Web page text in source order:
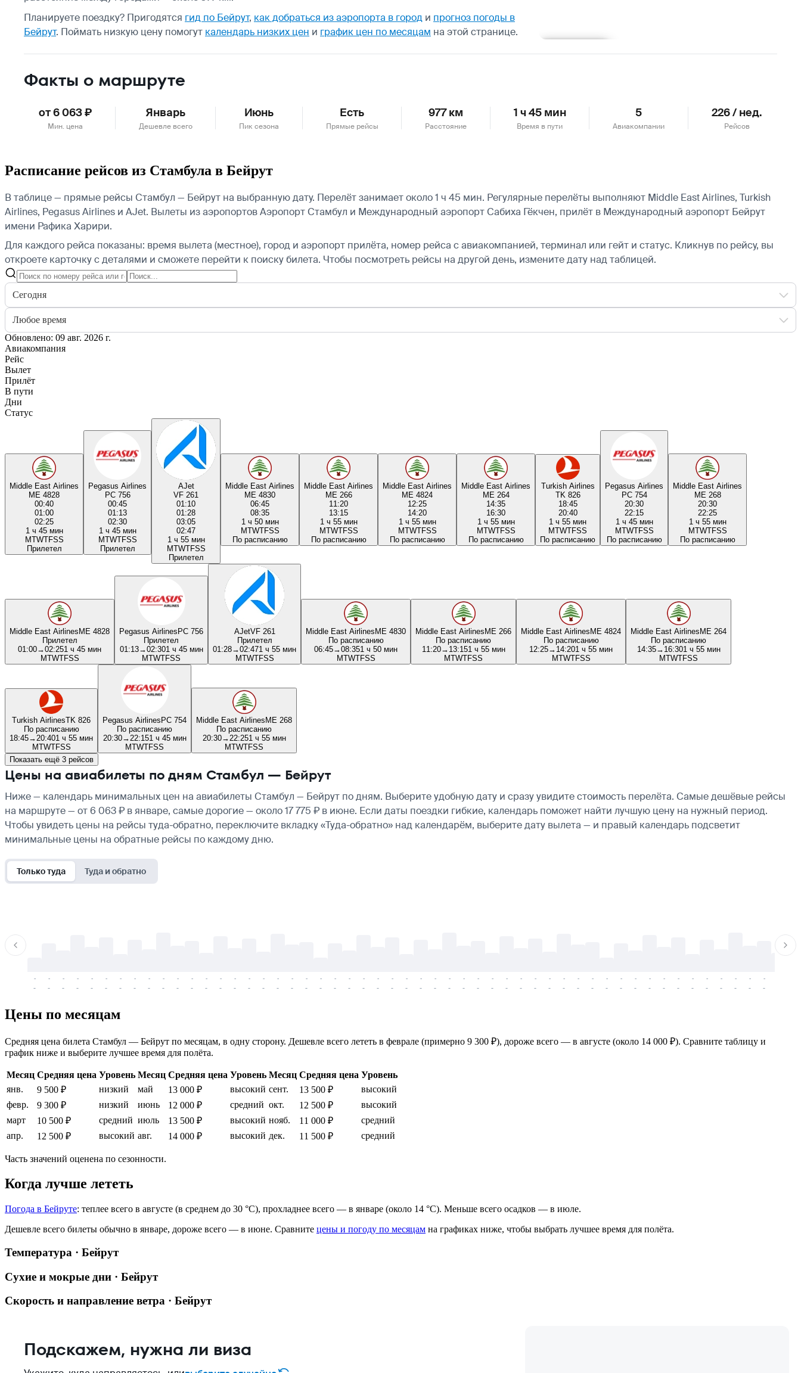
Планируете поездку? Пригодятся гид по Бейрут, как добраться из аэропорта в город и прогноз погоды в
Бейрут. Поймать низкую цену помогут календарь низких цен и график цен по месяцам на этой странице.
Факты о маршруте
от 6 063 ₽
Мин. цена
Январь
Дешевле всего
Июнь
Пик сезона
Есть
Прямые рейсы
977 км
Расстояние
1 ч 45 мин
Время в пути
5
Авиакомпании
226 / нед.
Рейсов
Расписание рейсов из Стамбула в Бейрут
В таблице — прямые рейсы Стамбул — Бейрут на выбранную дату. Перелёт занимает около 1 ч 45 мин. Регулярные перелёты выполняют Middle East Airlines, Turkish
Airlines, Pegasus Airlines и AJet. Вылеты из аэропортов Аэропорт Стамбул и Международный аэропорт Сабиха Гёкчен, прилёт в Международный аэропорт Бейрут
имени Рафика Харири.
Для каждого рейса показаны: время вылета (местное), город и аэропорт прилёта, номер рейса с авиакомпанией, терминал или гейт и статус. Кликнув по рейсу, вы
откроете карточку с деталями и сможете перейти к поиску билета. Чтобы посмотреть рейсы на другой день, измените дату над таблицей.
Сегодня
Любое время
Обновлено: 09 авг. 2026 г.
Авиакомпания
Рейс
Вылет
Прилёт
В пути
Дни
Статус
Middle East Airlines
ME 4828
00:40
01:00
02:25
1 ч 45 мин
MTWTFSS
Прилетел
Pegasus Airlines
PC 756
00:45
01:13
02:30
1 ч 45 мин
MTWTFSS
Прилетел
AJet
VF 261
01:10
01:28
03:05
02:47
1 ч 55 мин
MTWTFSS
Прилетел
Middle East Airlines
ME 4830
06:45
08:35
1 ч 50 мин
MTWTFSS
По расписанию
Middle East Airlines
ME 266
11:20
13:15
1 ч 55 мин
MTWTFSS
По расписанию
Middle East Airlines
ME 4824
12:25
14:20
1 ч 55 мин
MTWTFSS
По расписанию
Middle East Airlines
ME 264
14:35
16:30
1 ч 55 мин
MTWTFSS
По расписанию
Turkish Airlines
TK 826
18:45
20:40
1 ч 55 мин
MTWTFSS
По расписанию
Pegasus Airlines
PC 754
20:30
22:15
1 ч 45 мин
MTWTFSS
По расписанию
Middle East Airlines
ME 268
20:30
22:25
1 ч 55 мин
MTWTFSS
По расписанию
Middle East AirlinesME 4828
Прилетел
01:00→02:251 ч 45 мин
MTWTFSS
Pegasus AirlinesPC 756
Прилетел
01:13→02:301 ч 45 мин
MTWTFSS
AJetVF 261
Прилетел
01:28→02:471 ч 55 мин
MTWTFSS
Middle East AirlinesME 4830
По расписанию
06:45→08:351 ч 50 мин
MTWTFSS
Middle East AirlinesME 266
По расписанию
11:20→ 13:151 ч 55 мин
MTWTFSS
Middle East AirlinesME 4824
По расписанию
12:25→ 14:201 ч 55 мин
MTWTFSS
Middle East AirlinesME 264
По расписанию
14:35→ 16:301 ч 55 мин
MTWTFSS
Turkish AirlinesTK 826
По расписанию
18:45→ 20:401 ч 55 мин
MTWTFSS
Pegasus AirlinesPC 754
По расписанию
20:30→ 22:151 ч 45 мин
MTWTFSS
Middle East AirlinesME 268
По расписанию
20:30→ 22:251 ч 55 мин
MTWTFSS
Показать ещё 3 рейсов
Цены на авиабилеты по дням Стамбул — Бейрут
Ниже — календарь минимальных цен на авиабилеты Стамбул — Бейрут по дням. Выберите удобную дату и сразу увидите стоимость перелёта. Самые дешёвые рейсы
на маршруте — от 6 063 ₽ в январе, самые дорогие — около 17 775 ₽ в июне. Если даты поездки гибкие, календарь поможет найти лучшую цену на нужный период.
Чтобы увидеть цены на рейсы туда-обратно, переключите вкладку «Туда-обратно» над календарём, выберите дату вылета — и правый календарь подсветит
минимальные цены на обратные рейсы по каждому дню.
Только туда Туда и обратно
-
-
-
-
-
-
-
-
-
-
-
-
-
-
-
-
-
-
-
-
-
-
-
-
-
-
-
-
-
-
-
-
-
-
-
-
-
-
-
-
-
-
-
-
-
-
-
-
-
-
-
-
-
-
-
-
-
-
-
-
-
-
-
-
-
-
-
-
-
-
-
-
-
-
-
-
-
-
-
-
-
-
-
-
-
-
-
-
-
-
-
-
-
-
-
-
-
-
-
-
-
-
-
-
Цены по месяцам
Средняя цена билета Стамбул — Бейрут по месяцам, в одну сторону. Дешевле всего лететь в феврале (примерно 9 300 ₽), дороже всего — в августе (около 14 000 ₽). Сравните таблицу и
график ниже и выберите лучшее время для полёта.
Месяц Средняя цена Уровень Месяц Средняя цена Уровень Месяц Средняя цена Уровень
янв.
9 500 ₽ низкий май 13 000 ₽ высокий сент. 13 500 ₽
высокий
февр.
9 300 ₽ низкий июнь 12 000 ₽ средний окт. 12 500 ₽
высокий
март
10 500 ₽ средний июль 13 500 ₽ высокий нояб. 11 000 ₽
средний
апр.
12 500 ₽ высокий авг. 14 000 ₽ высокий дек. 11 500 ₽ средний
Часть значений оценена по сезонности.
Когда лучше лететь
Погода в Бейруте: теплее всего в августе (в среднем до 30 °C), прохладнее всего — в январе (около 14 °C). Меньше всего осадков — в июле.
Дешевле всего билеты обычно в январе, дороже всего — в июне. Сравните цены и погоду по месяцам на графиках ниже, чтобы выбрать лучшее время для полёта.
Температура · Бейрут
Сухие и мокрые дни · Бейрут
Скорость и направление ветра · Бейрут
Подскажем, нужна ли виза